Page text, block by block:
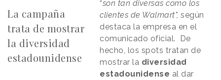
La campaña
trata de mostrar
la diversidad
estadounidense
“son tan diversas como los
clientes de Walmart",según
destaca la empresa en el
comunicado oficial. De
hecho, los spots tratan de
mostrar la diversidad
estadounidense al dar